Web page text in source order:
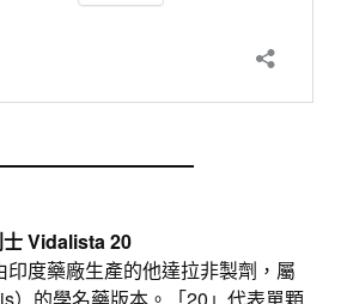
Vidalista 20
印度藥廠生產的他達拉非製劑，屬